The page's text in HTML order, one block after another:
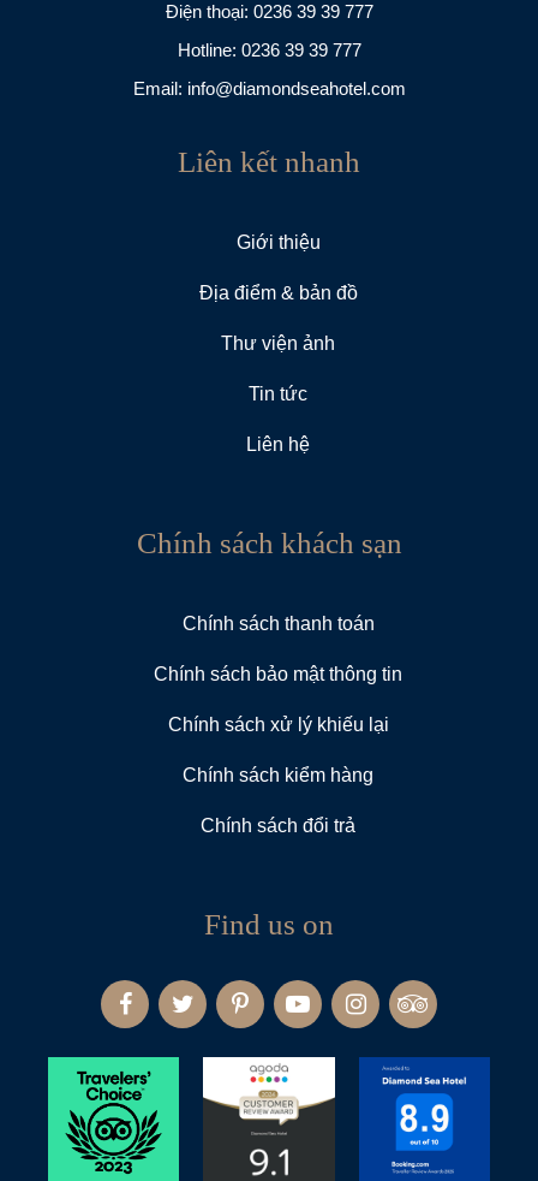
Điện thoại: 0236 39 39 777
Hotline: 0236 39 39 777
Email: info@diamondseahotel.com
Liên kết nhanh
Giới thiệu
Địa điểm & bản đồ
Thư viện ảnh
Tin tức
Liên hệ
Chính sách khách sạn
Chính sách thanh toán
Chính sách bảo mật thông tin
Chính sách xử lý khiếu lại
Chính sách kiểm hàng
Chính sách đổi trả
Find us on